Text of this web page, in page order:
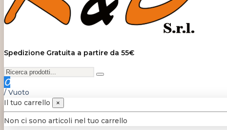
Spedizione Gratuita a partire da 55€
0
/ Vuoto
Il tuo carrello
×
Non ci sono articoli nel tuo carrello